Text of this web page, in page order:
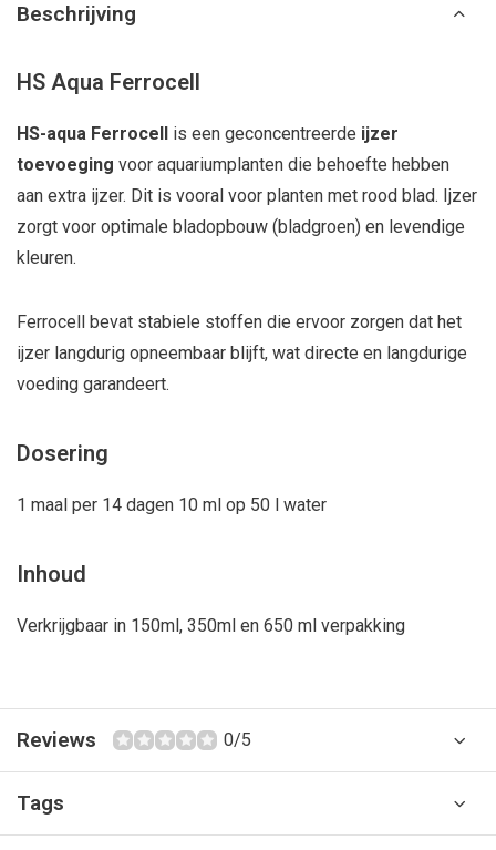
Beschrijving
HS Aqua Ferrocell
HS-aqua Ferrocell is een geconcentreerde ijzer
toevoeging voor aquariumplanten die behoefte hebben
aan extra ijzer. Dit is vooral voor planten met rood blad. Ijzer
zorgt voor optimale bladopbouw (bladgroen) en levendige
kleuren.
Ferrocell bevat stabiele stoffen die ervoor zorgen dat het
ijzer langdurig opneembaar blijft, wat directe en langdurige
voeding garandeert.
Dosering
1 maal per 14 dagen 10 ml op 50 l water
Inhoud
Verkrijgbaar in 150ml, 350ml en 650 ml verpakking
Reviews 0/5
Tags